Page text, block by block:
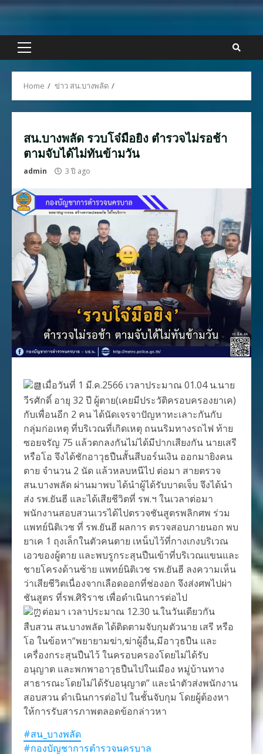
Skip
content
Primary
Home ข่าว สน.บางพลัด
สน.บางพลัด รวบโจ๋มือยิง ตำรวจไม่รอช้า
ตามจับได้ไม่ทันข้ามวัน
admin 3 ปี ago
เมื่อวันที่ 1 มี.ค.2566 เวลาประมาณ 01.04 น.นาย
วีรศักดิ์ อายุ 32 ปี ผู้ตาย(เคยมีประวัติครอบครองยาเค)
กับเพื่อนอีก 2 คน ได้นัดเจรจาปัญหาทะเลาะกันกับ
กลุ่มก่อเหตุ ที่บริเวณที่เกิดเหตุ ถนนริมทางรถไฟ ท้าย
ซอยจรัญ 75 แล้วตกลงกันไม่ได้มีปากเสียงกัน นายเสรี
หรือโอ จึงได้ชักอาวุธปืนสั้นสีบอร์นเงิน ออกมายิงคน
ตาย จำนวน 2 นัด แล้วหลบหนีไป ต่อมา สายตรวจ
สน.บางพลัด ผ่านมาพบ ได้นำผู้ได้รับบาดเจ็บ จึงได้นำ
ส่ง รพ.ยันฮี และได้เสียชีวิตที่ รพ.ฯ ในเวลาต่อมา
พนักงานสอบสวนเวรได้ไปตรวจชันสูตรพลิกศพ ร่วม
แพทย์นิติเวช ที่ รพ.ยันฮี ผลการ ตรวจสอบภายนอก พบ
ยาเค 1 ถุงเล็กในตัวคนตาย เหน็บไว้ที่กางเกงบริเวณ
เอวของผู้ตาย และพบรูกระสุนปืนเข้าที่บริเวณแขนและ
ชายโครงด้านซ้าย แพทย์นิติเวช รพ.ยันฮี ลงความเห็น
ว่าเสียชีวิตเนื่องจากเลือดออกที่ช่องอก จึงส่งศพไปผ่า
ชันสูตร ที่รพ.ศิริราช เพื่อดำเนินการต่อไป
ต่อมา เวลาประมาณ 12.30 น.ในวันเดียวกัน
สืบสวน สน.บางพลัด ได้ติดตามจับกุมตัวนาย เสรี หรือ
โอ ในข้อหา“พยายามฆ่า,ฆ่าผู้อื่น,มีอาวุธปืน และ
เครื่องกระสุนปืนไว้ ในครอบครองโดยไม่ได้รับ
อนุญาต และพกพาอาวุธปืนไปในเมือง หมู่บ้านทาง
สาธารณะโดยไม่ได้รับอนุญาต” และนำตัวส่งพนักงาน
สอบสวน ดำเนินการต่อไป ในชั้นจับกุม โดยผู้ต้องหา
ให้การรับสารภาพตลอดข้อกล่าวหา
#สน_บางพลัด
#กองบัญชาการตำรวจนครบาล